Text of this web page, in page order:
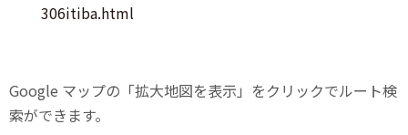
306itiba.html
Google マップの「拡大地図を表示」をクリックでルート検
索ができます。